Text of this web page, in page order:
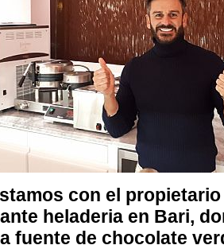
con el
heladeria en Bari,
fuente de chocolate